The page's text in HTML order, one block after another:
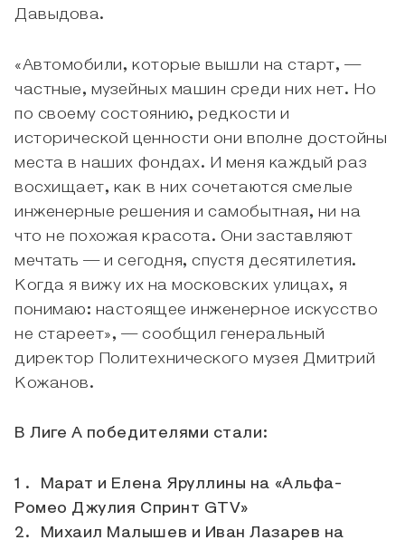
Давыдова.
«Автомобили, которые вышли на старт, —
частные, музейных машин среди них нет. Но
по своему состоянию, редкости и
исторической ценности они вполне достойны
места в наших фондах. И меня каждый раз
восхищает, как в них сочетаются смелые
инженерные решения и самобытная, ни на
что не похожая красота. Они заставляют
мечтать — и сегодня, спустя десятилетия.
Когда я вижу их на московских улицах, я
понимаю: настоящее инженерное искусство
не стареет», — сообщил генеральный
директор Политехнического музея Дмитрий
Кожанов.
В Лиге А победителями стали:
Марат и Елена Яруллины на «Альфа-
Ромео Джулия Спринт GTV»
Михаил Малышев и Иван Лазарев на